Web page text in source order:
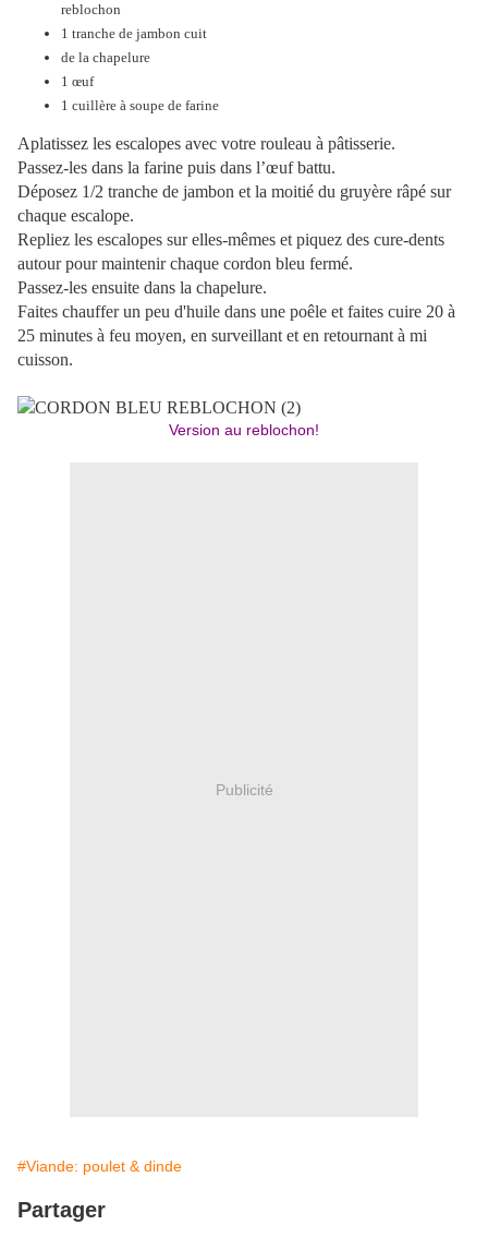
reblochon
1 tranche de jambon cuit
de la chapelure
1 œuf
1 cuillère à soupe de farine
Aplatissez les escalopes avec votre rouleau à pâtisserie.
Passez-les dans la farine puis dans l’œuf battu.
Déposez 1/2 tranche de jambon et la moitié du gruyère râpé sur
chaque escalope.
Repliez les escalopes sur elles-mêmes et piquez des cure-dents
autour pour maintenir chaque cordon bleu fermé.
Passez-les ensuite dans la chapelure.
Faites chauffer un peu d'huile dans une poêle et faites cuire 20 à
25 minutes à feu moyen, en surveillant et en retournant à mi
cuisson.
Version au reblochon!
Publicité
#Viande: poulet & dinde
Partager